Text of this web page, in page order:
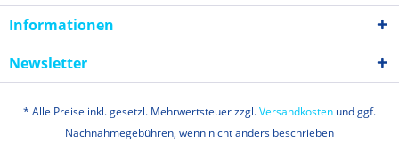
Informationen
Newsletter
* Alle Preise inkl. gesetzl. Mehrwertsteuer zzgl.Versandkosten und ggf.
Nachnahmegebühren, wenn nicht anders beschrieben